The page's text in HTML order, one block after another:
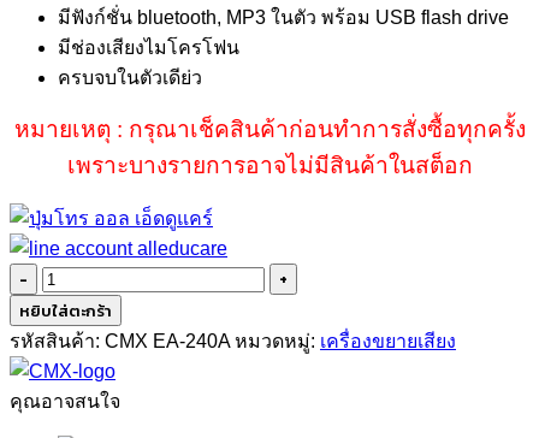
มีฟังก์ชั่น bluetooth, MP3 ในตัว พร้อม USB flash drive
มีช่องเสียงไมโครโฟน
ครบจบในตัวเดีย่ว
หมายเหตุ : กรุณาเช็คสินค้าก่อนทำการสั่งซื้อทุกครั้ง
เพราะบางรายการอาจไม่มีสินค้าในสต็อก
จำนวน
CMX
EA-
240A
เครื่อง
หยิบใส่ตะกร้า
รหัสสินค้า: CMX EA-240A หมวดหมู่: เครื่องขยายเสียง
คุณอาจสนใจ